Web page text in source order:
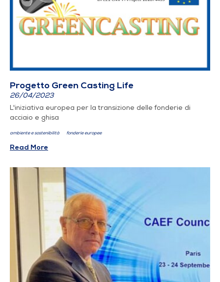
Progetto Green Casting Life
26/04/2023
L'iniziativa europea per la transizione delle fonderie di
acciaio e ghisa
ambiente e sostenibilità fonderie europee
Read More